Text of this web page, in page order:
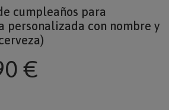
cumpleaños para
personalizada con nombre y
€